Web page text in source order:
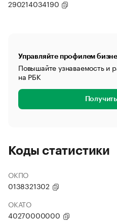
290214034190
Управляйте профилем
Повышайте узнаваемость и
на РБК
Коды статистики
ОКПО
0138321302
ОКАТО
40270000000